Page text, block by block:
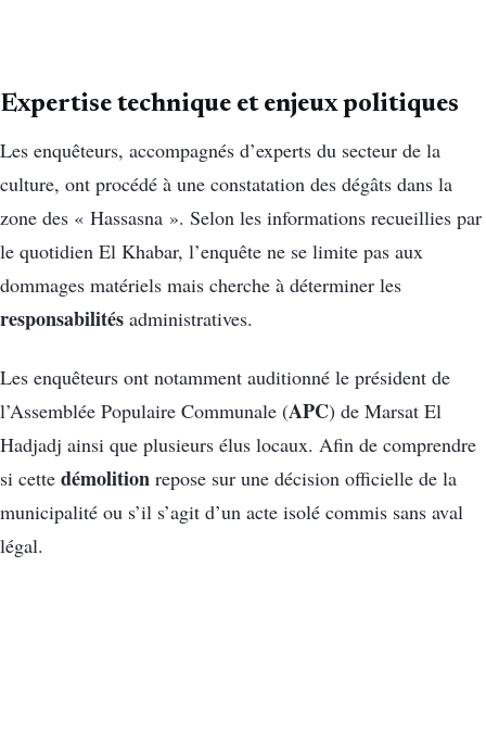
Expertise technique et enjeux politiques
Les enquêteurs, accompagnés d’experts du secteur de la
culture, ont procédé à une constatation des dégâts dans la
zone des « Hassasna ». Selon les informations recueillies par
le quotidien El Khabar, l’enquête ne se limite pas aux
dommages matériels mais cherche à déterminer les
responsabilités administratives.
Les enquêteurs ont notamment auditionné le président de
l’Assemblée Populaire Communale (APC) de Marsat El
Hadjadj ainsi que plusieurs élus locaux. Afin de comprendre
si cette démolition repose sur une décision officielle de la
municipalité ou s’il s’agit d’un acte isolé commis sans aval
légal.